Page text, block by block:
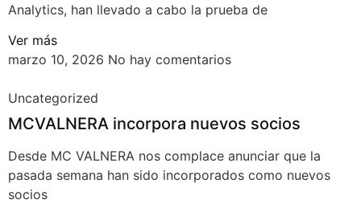
Analytics, han llevado a cabo la prueba de
Ver más
marzo 10, 2026 No hay comentarios
Uncategorized
MCVALNERA incorpora nuevos socios
Desde MC VALNERA nos complace anunciar que la
pasada semana han sido incorporados como nuevos
socios